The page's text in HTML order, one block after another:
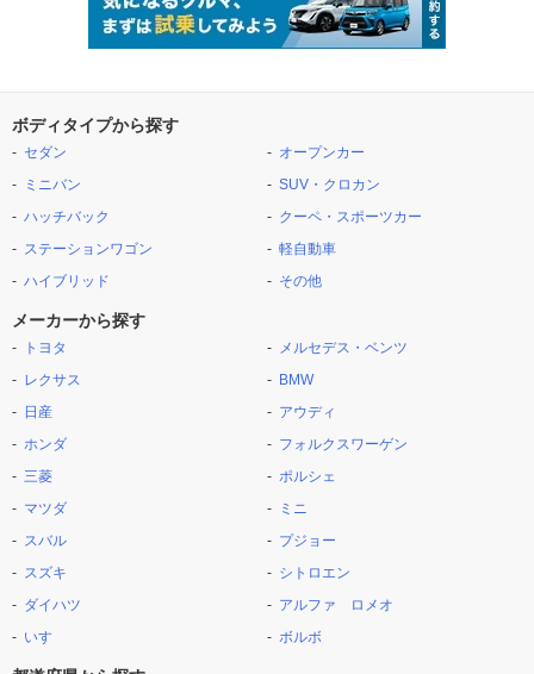
ボディタイプから探す
セダン
ミニバン
ハッチバック
ステーションワゴン
ハイブリッド
オープンカー
SUV・クロカン
クーペ・スポーツカー
軽自動車
その他
メーカーから探す
トヨタ
レクサス
日産
ホンダ
三菱
マツダ
スバル
スズキ
ダイハツ
いすゞ
メルセデス・ベンツ
BMW
アウディ
フォルクスワーゲン
ポルシェ
ミニ
プジョー
シトロエン
アルファ ロメオ
ボルボ